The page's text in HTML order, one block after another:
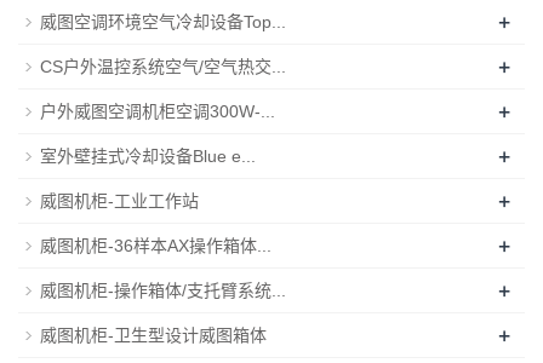
威图空调环境空气冷却设备Top... +
CS户外温控系统空气/空气热交... +
户外威图空调机柜空调300W-... +
室外壁挂式冷却设备Blue e... +
威图机柜-工业工作站 +
威图机柜-36样本AX操作箱体... +
威图机柜-操作箱体/支托臂系统... +
威图机柜-卫生型设计威图箱体 +